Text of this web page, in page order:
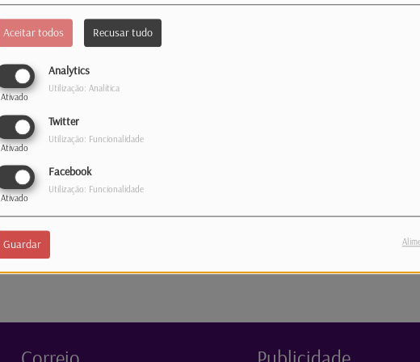
Aceitar todos Recusar tudo
Analytics
Ativado
Utilização: Analítica
Twitter
Ativado
Utilização: Funcionalidade
Facebook
Ativado
Utilização: Funcionalidade
Guardar